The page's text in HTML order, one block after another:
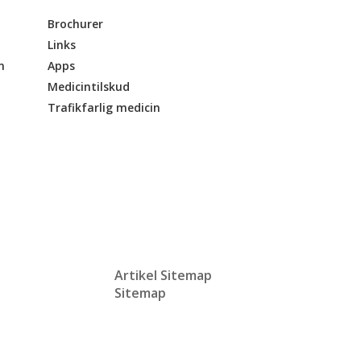
Brochurer
Links
Apps
Medicintilskud
Trafikfarlig medicin
Artikel Sitemap
Sitemap